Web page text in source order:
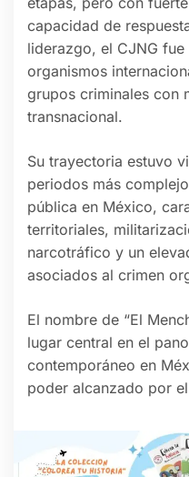
capacidad de
liderazgo, el CJNG
organismos
grupos criminales con
transnacional.
Su trayectoria estuvo
periodos más
pública en México,
territoriales,
narcotráfico y un
asociados al crimen
El nombre de “El
lugar central en el
contemporáneo en
poder alcanzado por